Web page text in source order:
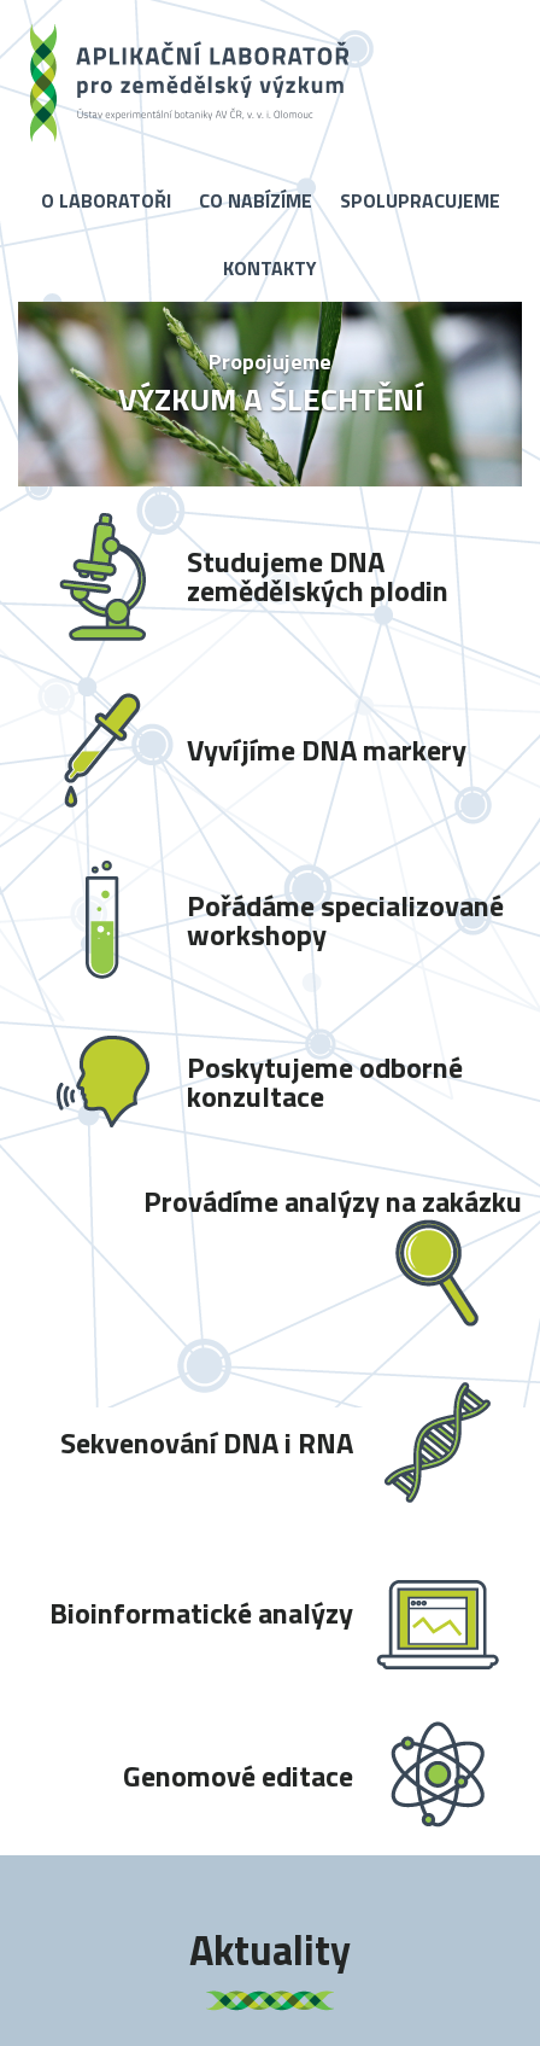
O LABORATOŘI CO NABÍZÍME SPOLUPRACUJEME
KONTAKTY
Propojujeme
VÝZKUM A ŠLECHTĚNÍ
Studujeme DNA
zemědělských plodin
Vyvíjíme DNA markery
Pořádáme specializované
workshopy
Poskytujeme odborné
konzultace
Provádíme analýzy na zakázku
Sekvenování DNA i RNA
Bioinformatické analýzy
Genomové editace
Aktuality